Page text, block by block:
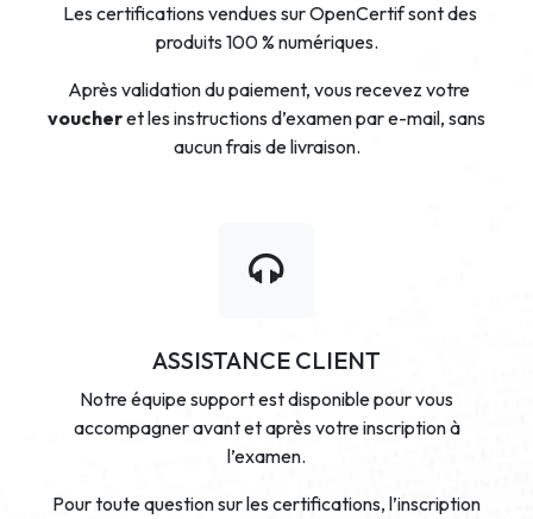
Les certifications vendues sur OpenCertif sont des
produits 100 % numériques.
Après validation du paiement, vous recevez votre
voucheret les instructions d’examen par e-mail, sans
aucun frais de livraison.
ASSISTANCE CLIENT
Notre équipe support est disponible pour vous
accompagner avant et après votre inscription à
l’examen.
Pour toute question sur les certifications, l’inscription